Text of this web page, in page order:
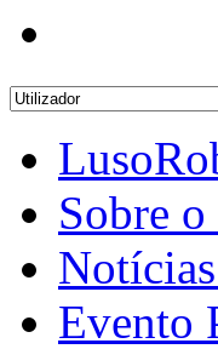
Sobre
Evento